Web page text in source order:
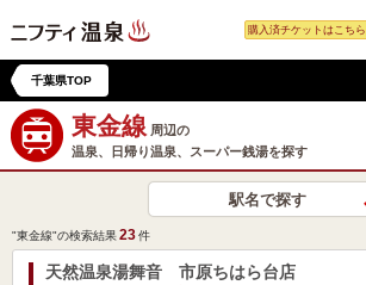
購入済チケットはこちら
千葉県TOP
東金線 周辺の
温泉、日帰り温泉、スーパー銭湯を探す
駅名で探す
"東金線"の検索結果23件
天然温泉湯舞音 市原ちはら台店